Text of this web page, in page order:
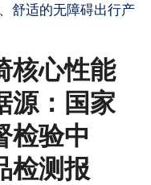
舒适的无障碍出行产
核心性能
源：国家
检验中
检测报